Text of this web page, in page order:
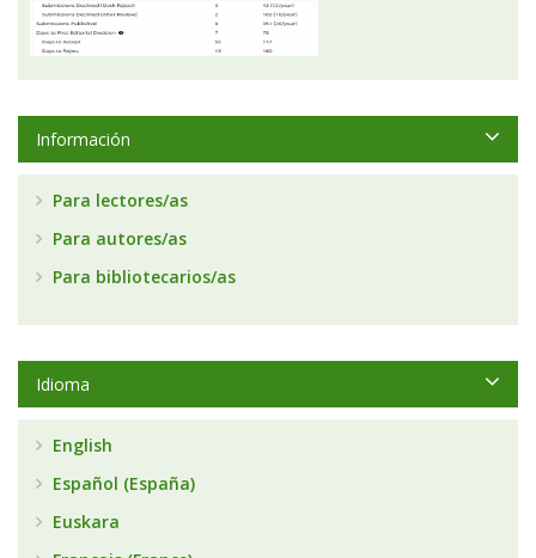
Información
Para lectores/as
Para autores/as
Para bibliotecarios/as
Idioma
English
Español (España)
Euskara